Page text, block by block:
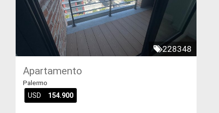
228348
Apartamento
Palermo
USD 154.900